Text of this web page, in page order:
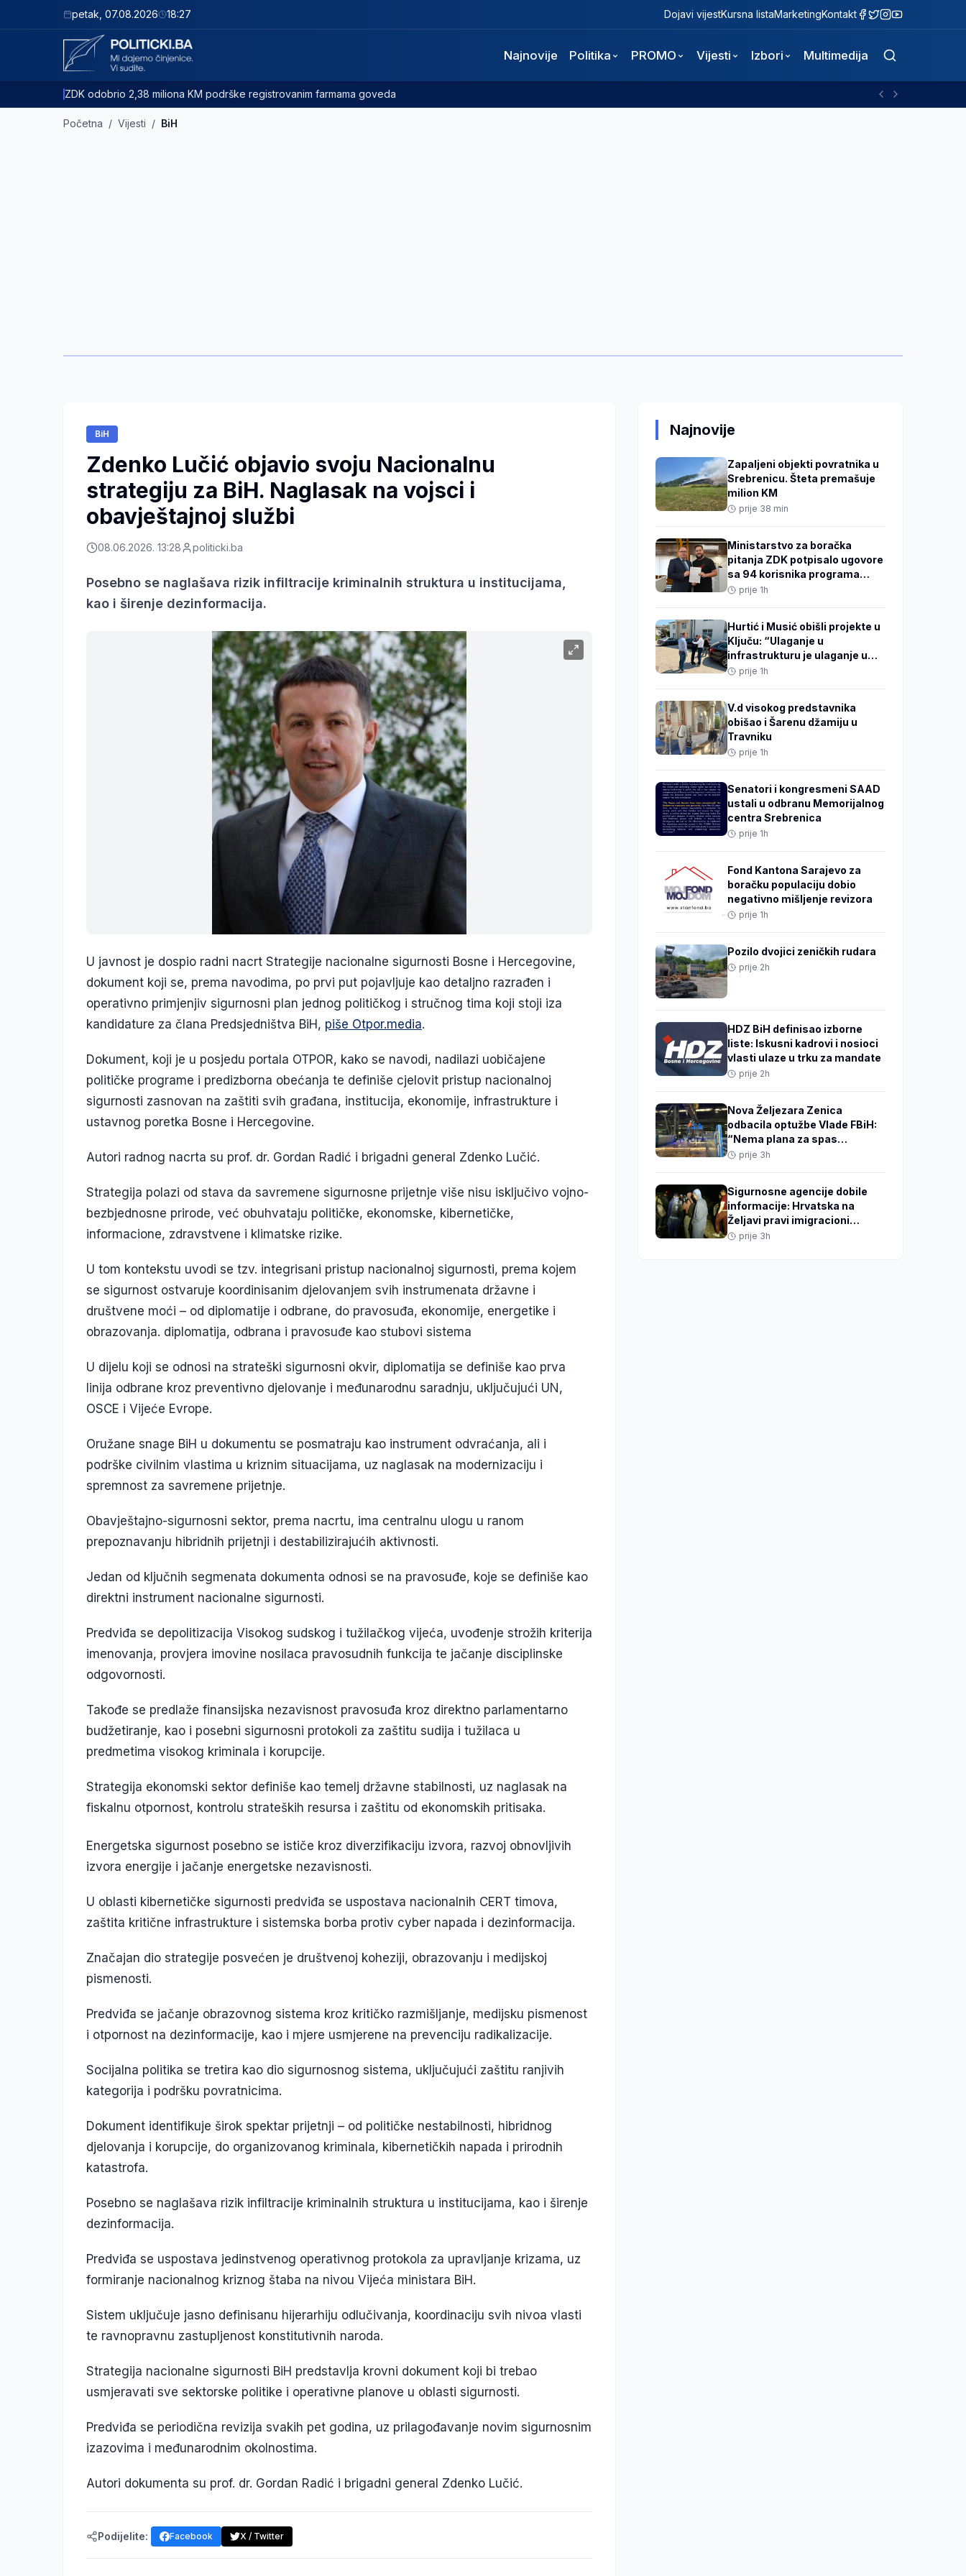
petak 07.08.2026 18:27 Dojavi vijestKursna listaMarketingKontakt
Najnovije Politika PROMO Vijesti Izbori Multimedija
ZDK odobrio 2,38 miliona KM podrške registrovanim farmama goveda
Početna / Vijesti / BiH
BiH
Zdenko Lučić objavio svoju Nacionalnu
strategiju za BiH. Naglasak na vojsci i
obavještajnoj službi
08.06.2026. 13:28 politicki.ba
Posebno se naglašava rizik infiltracije kriminalnih struktura u institucijama,
kao i širenje dezinformacija.
U javnost je dospio radni nacrt Strategije nacionalne sigurnosti Bosne i Hercegovine,
dokument koji se, prema navodima, po prvi put pojavljuje kao detaljno razrađen i
operativno primjenjiv sigurnosni plan jednog političkog i stručnog tima koji stoji iza
kandidature za člana Predsjedništva BiH, piše Otpor.media.
Dokument, koji je u posjedu portala OTPOR, kako se navodi, nadilazi uobičajene
političke programe i predizborna obećanja te definiše cjelovit pristup nacionalnoj
sigurnosti zasnovan na zaštiti svih građana, institucija, ekonomije, infrastrukture i
ustavnog poretka Bosne i Hercegovine.
Autori radnog nacrta su prof. dr. Gordan Radić i brigadni general Zdenko Lučić.
Strategija polazi od stava da savremene sigurnosne prijetnje više nisu isključivo vojno-
bezbjednosne prirode, već obuhvataju političke, ekonomske, kibernetičke,
informacione, zdravstvene i klimatske rizike.
U tom kontekstu uvodi se tzv. integrisani pristup nacionalnoj sigurnosti, prema kojem
se sigurnost ostvaruje koordinisanim djelovanjem svih instrumenata državne i
društvene moći – od diplomatije i odbrane, do pravosuđa, ekonomije, energetike i
obrazovanja. diplomatija, odbrana i pravosuđe kao stubovi sistema
U dijelu koji se odnosi na strateški sigurnosni okvir, diplomatija se definiše kao prva
linija odbrane kroz preventivno djelovanje i međunarodnu saradnju, uključujući UN,
OSCE i Vijeće Evrope.
Oružane snage BiH u dokumentu se posmatraju kao instrument odvraćanja, ali i
podrške civilnim vlastima u kriznim situacijama, uz naglasak na modernizaciju i
spremnost za savremene prijetnje.
Obavještajno-sigurnosni sektor, prema nacrtu, ima centralnu ulogu u ranom
prepoznavanju hibridnih prijetnji i destabilizirajućih aktivnosti.
Jedan od ključnih segmenata dokumenta odnosi se na pravosuđe, koje se definiše kao
direktni instrument nacionalne sigurnosti.
Predviđa se depolitizacija Visokog sudskog i tužilačkog vijeća, uvođenje strožih kriterija
imenovanja, provjera imovine nosilaca pravosudnih funkcija te jačanje disciplinske
odgovornosti.
Takođe se predlaže finansijska nezavisnost pravosuđa kroz direktno parlamentarno
budžetiranje, kao i posebni sigurnosni protokoli za zaštitu sudija i tužilaca u
predmetima visokog kriminala i korupcije.
Strategija ekonomski sektor definiše kao temelj državne stabilnosti, uz naglasak na
fiskalnu otpornost, kontrolu strateških resursa i zaštitu od ekonomskih pritisaka.
Energetska sigurnost posebno se ističe kroz diverzifikaciju izvora, razvoj obnovljivih
izvora energije i jačanje energetske nezavisnosti.
U oblasti kibernetičke sigurnosti predviđa se uspostava nacionalnih CERT timova,
zaštita kritične infrastrukture i sistemska borba protiv cyber napada i dezinformacija.
Značajan dio strategije posvećen je društvenoj koheziji, obrazovanju i medijskoj
pismenosti.
Predviđa se jačanje obrazovnog sistema kroz kritičko razmišljanje, medijsku pismenost
i otpornost na dezinformacije, kao i mjere usmjerene na prevenciju radikalizacije.
Socijalna politika se tretira kao dio sigurnosnog sistema, uključujući zaštitu ranjivih
kategorija i podršku povratnicima.
Dokument identifikuje širok spektar prijetnji – od političke nestabilnosti, hibridnog
djelovanja i korupcije, do organizovanog kriminala, kibernetičkih napada i prirodnih
katastrofa.
Posebno se naglašava rizik infiltracije kriminalnih struktura u institucijama, kao i širenje
dezinformacija.
Predviđa se uspostava jedinstvenog operativnog protokola za upravljanje krizama, uz
formiranje nacionalnog kriznog štaba na nivou Vijeća ministara BiH.
Sistem uključuje jasno definisanu hijerarhiju odlučivanja, koordinaciju svih nivoa vlasti
te ravnopravnu zastupljenost konstitutivnih naroda.
Strategija nacionalne sigurnosti BiH predstavlja krovni dokument koji bi trebao
usmjeravati sve sektorske politike i operativne planove u oblasti sigurnosti.
Predviđa se periodična revizija svakih pet godina, uz prilagođavanje novim sigurnosnim
izazovima i međunarodnim okolnostima.
Autori dokumenta su prof. dr. Gordan Radić i brigadni general Zdenko Lučić.
Podijelite: Facebook X / Twitter
Najnovije
Zapaljeni objekti povratnika u
Srebrenicu. Šteta premašuje
milion KM
prije 38 min
Ministarstvo za boračka
pitanja ZDK potpisalo ugovore
sa 94 korisnika programa
„Biznis plus“
prije 1h
Hurtić i Musić obišli projekte u
Ključu: “Ulaganje u
infrastrukturu je ulaganje u
dostojanstven život građana”
prije 1h
V.d visokog predstavnika
obišao i Šarenu džamiju u
Travniku
prije 1h
Senatori i kongresmeni SAAD
ustali u odbranu Memorijalnog
centra Srebrenica
prije 1h
Fond Kantona Sarajevo za
boračku populaciju dobio
negativno mišljenje revizora
prije 1h
Pozilo dvojici zeničkih rudara
prije 2h
HDZ BiH definisao izborne
liste: Iskusni kadrovi i nosioci
vlasti ulaze u trku za mandate
prije 2h
Nova Željezara Zenica
odbacila optužbe Vlade FBiH:
“Nema plana za spas
integralne proizvodnje,
prije 3h
Sigurnosne agencije dobile
informacije: Hrvatska na
Željavi pravi imigracioni
centar kako bi u BiH mogla
prije 3h